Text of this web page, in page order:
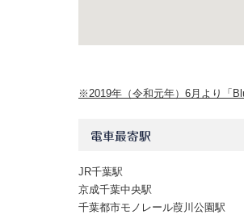
※2019年（令和元年）6月より「
電車最寄駅
JR千葉駅
京成千葉中央駅
千葉都市モノレール葭川公園駅